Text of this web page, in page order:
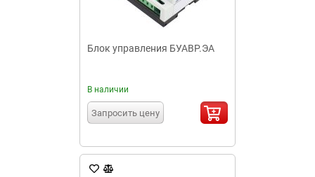
Блок управления БУАВР.ЭА
В наличии
Запросить цену